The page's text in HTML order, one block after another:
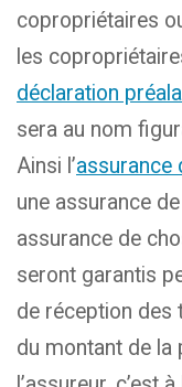
copropriétaires
les
déclaration
sera au nom
Ainsi l’assurance
une assurance
assurance de
seront garantis
de réception des
du montant de la